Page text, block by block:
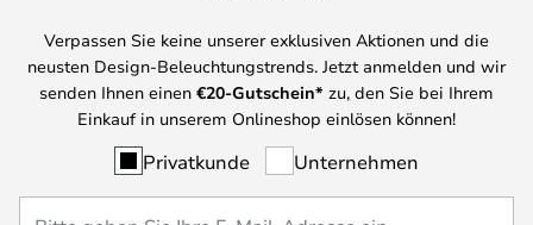
Verpassen Sie keine unserer exklusiven Aktionen und die
neusten Design-Beleuchtungstrends. Jetzt anmelden und wir
senden Ihnen einen €20-Gutschein* zu, den Sie bei Ihrem
Einkauf in unserem Onlineshop einlösen können!
Privatkunde Unternehmen